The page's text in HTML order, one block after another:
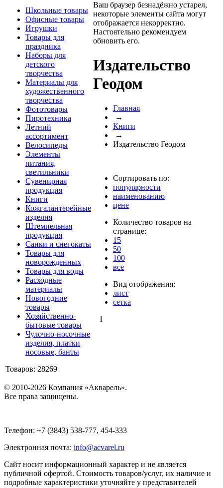
Школьные товары
Офисные товары
Игрушки
Товары для
праздника
Наборы для
детского
творчества
Материалы для
художественного
творчества
Фототовары
Пиротехника
Летний
ассортимент
Велосипеды
Элементы
питания,
светильники
Сувенирная
продукция
Книги
Кожгалантерейные
изделия
Штемпельная
продукция
Санки и снегокаты
Товары для
новорожденных
Товары для воды
Расходные
материалы
Новогодние
товары
Хозяйственно-
бытовые товары
Чулочно-носочные
изделия, платки
носовые, банты
Товаров: 28269
Ваш браузер безнадёжно устарел,
некоторые элементы сайта могут
отображается некорректно.
Настоятельно рекомендуем
обновить его.
Издательство
Геодом
Главная
→
Книги
→
Издательство Геодом
Сортировать по:
популярности
наименованию
цене
Количество товаров на
странице:
15
50
100
все
Вид отображения:
лист
сетка
1
© 2010-2026 Компания «Акварель».
Все права защищены.
Телефон: +7 (3843) 538-777, 454-333
Электронная почта: info@acvarel.ru
Сайт носит информационный характер и не является
публичной офертой. Стоимость товаров/услуг, их наличие и
подробные характеристики уточняйте у представителей